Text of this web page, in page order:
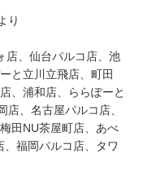
り
店、仙台パルコ店、池
と立川立飛店、町田
、浦和店、ららぽーと
、名古屋パルコ店、
田NU茶屋町店、あべ
福岡パルコ店、タワ